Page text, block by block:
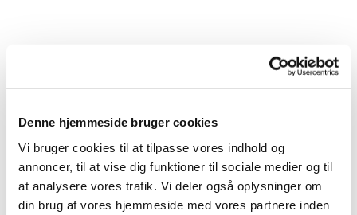
Denne hjemmeside bruger cookies
Vi bruger cookies til at tilpasse vores indhold og
annoncer, til at vise dig funktioner til sociale medier og til
at analysere vores trafik. Vi deler også oplysninger om
din brug af vores hjemmeside med vores partnere inden
Du vil måske også kunne
lide...